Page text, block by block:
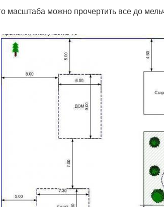
масштаба можно прочертить все до